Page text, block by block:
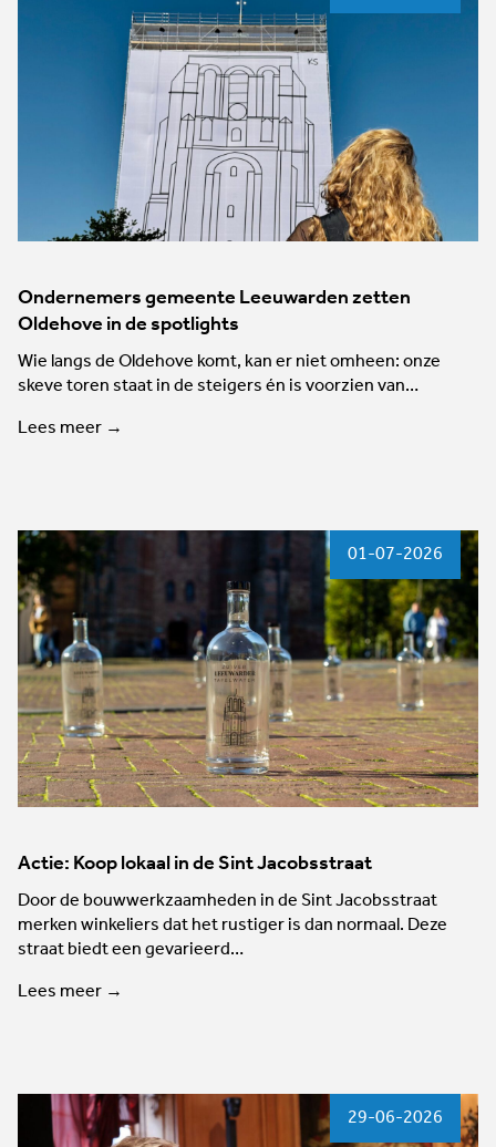
Ondernemers gemeente Leeuwarden zetten
Oldehove in de spotlights
Wie langs de Oldehove komt, kan er niet omheen: onze
skeve toren staat in de steigers én is voorzien van…
Lees meer →
01-07-2026
Actie: Koop lokaal in de Sint Jacobsstraat
Door de bouwwerkzaamheden in de Sint Jacobsstraat
merken winkeliers dat het rustiger is dan normaal. Deze
straat biedt een gevarieerd…
Lees meer →
29-06-2026